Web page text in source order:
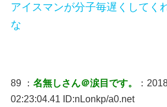
アイスマンが分子毎遅くしてく
な
89 ： 名無しさん＠涙目です。
：
02:23:04.41 ID:nLonkp/a0.net